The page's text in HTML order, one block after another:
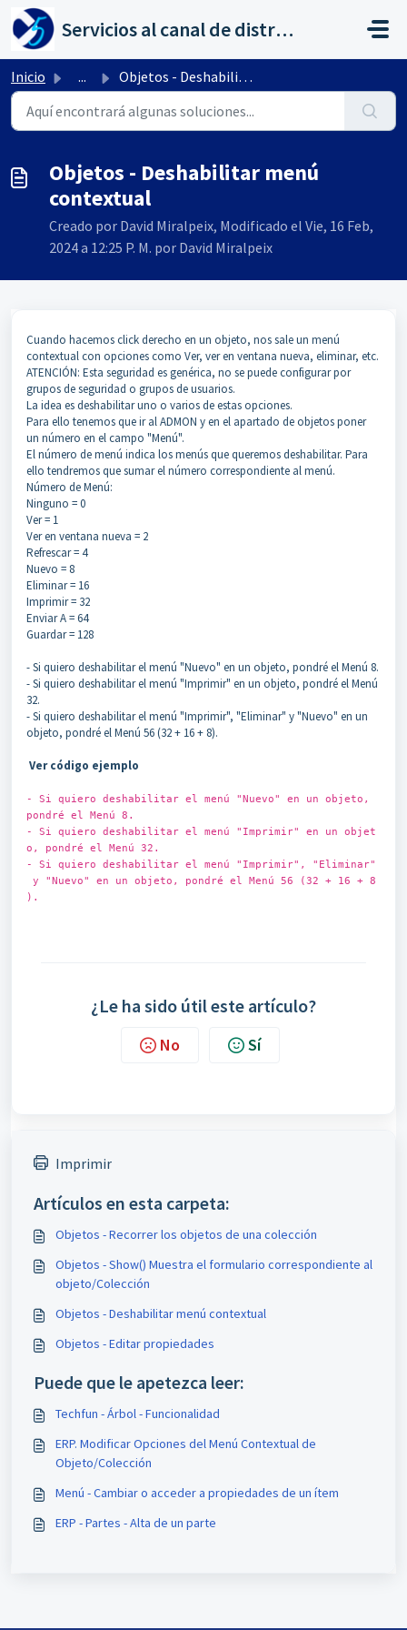
Saltar al contenido principal
Servicios al canal de distribución de AHORA
Inicio ... Objetos - Deshabilitar menú contextual
Objetos - Deshabilitar menú
contextual
Creado por David Miralpeix, Modificado el Vie, 16 Feb,
2024 a 12:25 P. M. por David Miralpeix
Cuando hacemos click derecho en un objeto, nos sale un menú
contextual con opciones como Ver, ver en ventana nueva, eliminar, etc.
ATENCIÓN: Esta seguridad es genérica, no se puede configurar por
grupos de seguridad o grupos de usuarios.
La idea es deshabilitar uno o varios de estas opciones.
Para ello tenemos que ir al ADMON y en el apartado de objetos poner
un número en el campo "Menú".
El número de menú indica los menús que queremos deshabilitar. Para
ello tendremos que sumar el número correspondiente al menú.
Número de Menú:
Ninguno = 0
Ver = 1
Ver en ventana nueva = 2
Refrescar = 4
Nuevo = 8
Eliminar = 16
Imprimir = 32
Enviar A = 64
Guardar = 128
- Si quiero deshabilitar el menú "Nuevo" en un objeto, pondré el Menú 8.
- Si quiero deshabilitar el menú "Imprimir" en un objeto, pondré el Menú
32.
- Si quiero deshabilitar el menú "Imprimir", "Eliminar" y "Nuevo" en un
objeto, pondré el Menú 56 (32 + 16 + 8).
Ver código ejemplo
- Si quiero deshabilitar el menú "Nuevo" en un objeto,
pondré el Menú 8.
- Si quiero deshabilitar el menú "Imprimir" en un objet
o, pondré el Menú 32.
- Si quiero deshabilitar el menú "Imprimir", "Eliminar"
y "Nuevo" en un objeto, pondré el Menú 56 (32 + 16 + 8
).
¿Le ha sido útil este artículo?
No Sí
Imprimir
Artículos en esta carpeta:
Objetos - Recorrer los objetos de una colección
Objetos - Show() Muestra el formulario correspondiente al
objeto/Colección
Objetos - Deshabilitar menú contextual
Objetos - Editar propiedades
Puede que le apetezca leer:
Techfun - Árbol - Funcionalidad
ERP. Modificar Opciones del Menú Contextual de
Objeto/Colección
Menú - Cambiar o acceder a propiedades de un ítem
ERP - Partes - Alta de un parte